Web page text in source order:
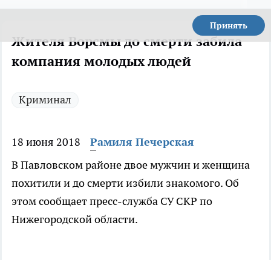
Принять
Жителя Ворсмы до смерти забила
компания молодых людей
Криминал
18 июня 2018
Рамиля Печерская
В Павловском районе двое мужчин и женщина
похитили и до смерти избили знакомого. Об
этом сообщает пресс-служба СУ СКР по
Нижегородской области.